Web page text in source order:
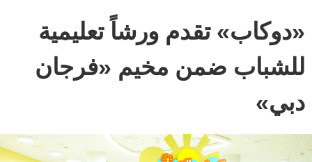
«دوكاب» تقدم ورشاً تعليمية
للشباب ضمن مخيم «فرجان
دبي»